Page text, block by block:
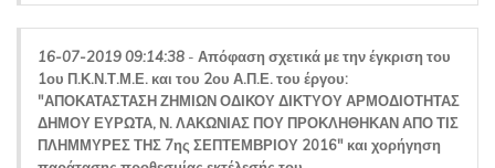
16-07-2019 09:14:38 - Απόφαση σχετικά με την έγκριση του
1ου Π.Κ.Ν.Τ.Μ.Ε. και του 2ου Α.Π.Ε. του έργου:
"ΑΠΟΚΑΤΑΣΤΑΣΗ ΖΗΜΙΩΝ ΟΔΙΚΟΥ ΔΙΚΤΥΟΥ ΑΡΜΟΔΙΟΤΗΤΑΣ
ΔΗΜΟΥ ΕΥΡΩΤΑ, Ν. ΛΑΚΩΝΙΑΣ ΠΟΥ ΠΡΟΚΛΗΘΗΚΑΝ ΑΠΟ ΤΙΣ
ΠΛΗΜΜΥΡΕΣ ΤΗΣ 7ης ΣΕΠΤΕΜΒΡΙΟΥ 2016" και χορήγηση